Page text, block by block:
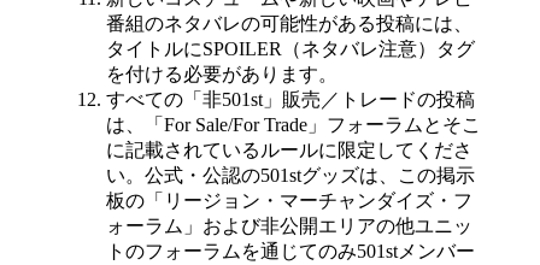
番組のネタバレの可能性がある投稿には、
タイトルにSPOILER（ネタバレ注意）タグ
を付ける必要があります。
すべての「非501st」販売／トレードの投稿
は、「For Sale/For Trade」フォーラムとそこ
に記載されているルールに限定してくださ
い。公式・公認の501stグッズは、この掲示
板の「リージョン・マーチャンダイズ・フ
ォーラム」および非公開エリアの他ユニッ
トのフォーラムを通じてのみ501stメンバー